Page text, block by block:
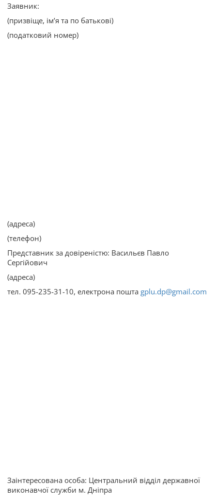
Заявник:
(призвіще, ім’я та по батькові)
(податковий номер)
(адреса)
(телефон)
Представник за довіреністю: Васильєв Павло
Сергійович
(адреса)
тел. 095-235-31-10, електрона пошта gplu.dp@gmail.com
Заінтересована особа: Центральний відділ державної
виконавчої служби м. Дніпра